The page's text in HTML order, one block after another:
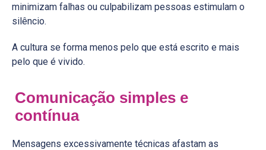
minimizam falhas ou culpabilizam pessoas estimulam o
silêncio.
A cultura se forma menos pelo que está escrito e mais
pelo que é vivido.
Comunicação simples e
contínua
Mensagens excessivamente técnicas afastam as